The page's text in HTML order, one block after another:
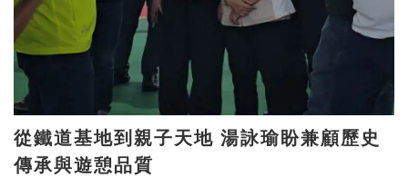
從鐵道基地到親子天地 湯詠瑜盼兼顧歷史
傳承與遊憩品質